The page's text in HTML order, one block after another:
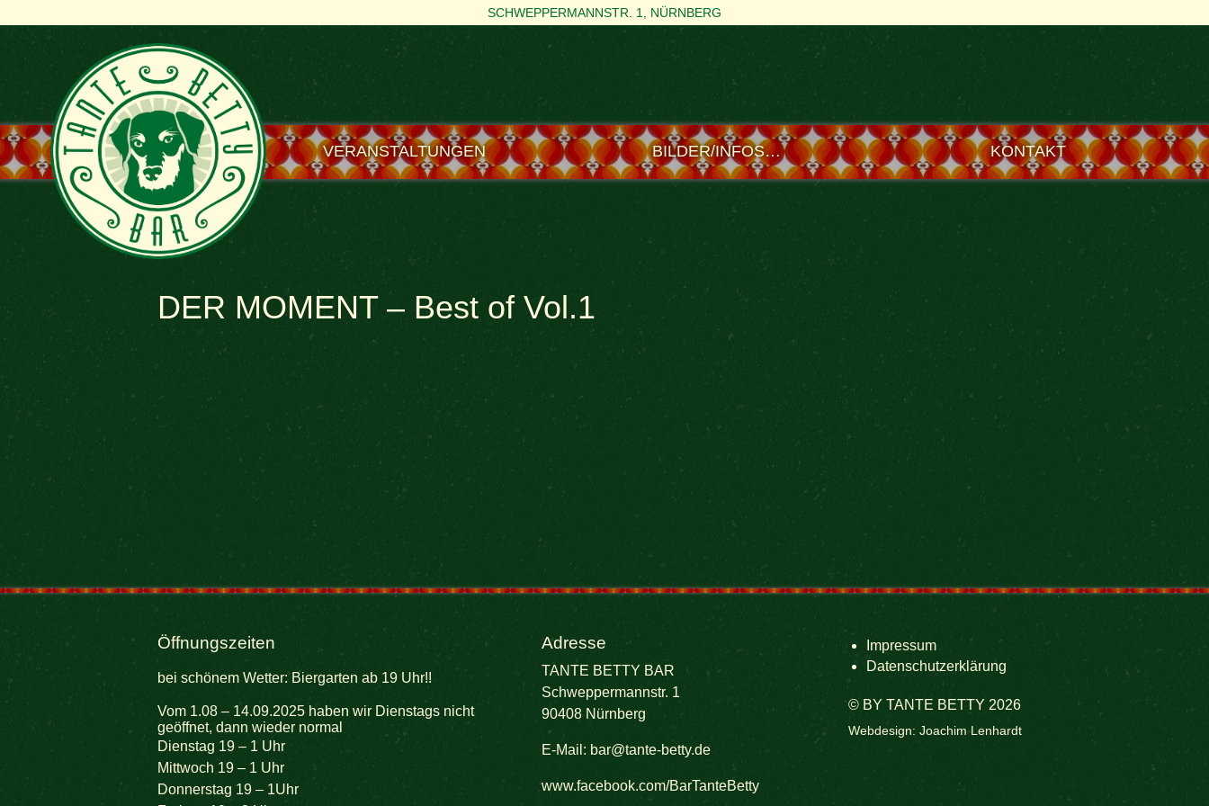
SCHWEPPERMANNSTR. 1, NÜRNBERG
VERANSTALTUNGEN BILDER/INFOS… KONTAKT
DER MOMENT – Best of Vol.1
Öffnungszeiten
bei schönem Wetter: Biergarten ab 19 Uhr!!
Vom 1.08 – 14.09.2025 haben wir Dienstags nicht
geöffnet, dann wieder normal
Dienstag 19 – 1 Uhr
Mittwoch 19 – 1 Uhr
Donnerstag 19 – 1Uhr
Adresse
TANTE BETTY BAR
Schweppermannstr. 1
90408 Nürnberg
E-Mail: bar@tante-betty.de
www.facebook.com/BarTanteBetty
Impressum
Datenschutzerklärung
© BY TANTE BETTY 2026
Webdesign: Joachim Lenhardt